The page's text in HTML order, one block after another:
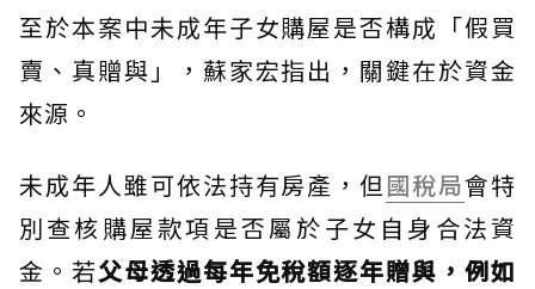
至於本案中未成年子女購屋是否構成「假買
賣、真贈與」，蘇家宏指出，關鍵在於資金
來源。
未成年人雖可依法持有房產，但 國稅局會特
別查核購屋款項是否屬於子女自身合法資
金。若父母透過每年免稅額逐年贈與，例如